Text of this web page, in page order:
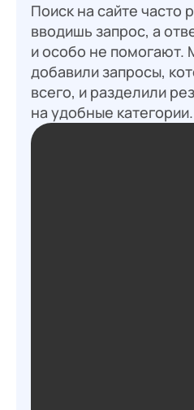
Поиск на сайте часто
вводишь запрос, а
и особо не помогают.
добавили запросы,
всего, и разделили
на удобные категории.